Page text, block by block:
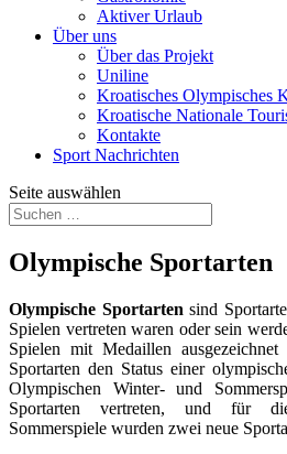
Aktiver Urlaub
Über uns
Über das Projekt
Uniline
Kroatisches Olympisches
Kroatische Nationale
Kontakte
Sport Nachrichten
Seite auswählen
Olympische Sportarten
Olympische Sportarten sind
Spielen vertreten waren oder sein
Spielen mit Medaillen
Sportarten den Status einer
Olympischen Winter- und
Sportarten vertreten, und für
Sommerspiele wurden zwei neue